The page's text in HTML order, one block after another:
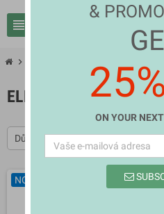
view_headline
chevron_right
ELECTRIC PANS
Důležitost
NOVÉ
&
ON YOUR